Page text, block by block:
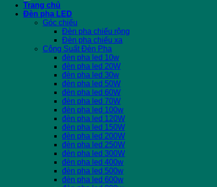
Trang chủ
Đèn pha LED
Góc chiếu
Đèn pha chiếu rộng
Đèn pha chiếu xa
Công Suất Đèn Pha
đèn pha led 10w
đèn pha led 20W
đèn pha led 30w
đèn pha led 50W
đèn pha led 60W
đèn pha led 70W
đèn pha led 100w
đèn pha led 120W
đèn pha led 150W
đèn pha led 200W
đèn pha led 250W
đèn pha led 300W
đèn pha led 400w
đèn pha led 500w
đèn pha led 600w